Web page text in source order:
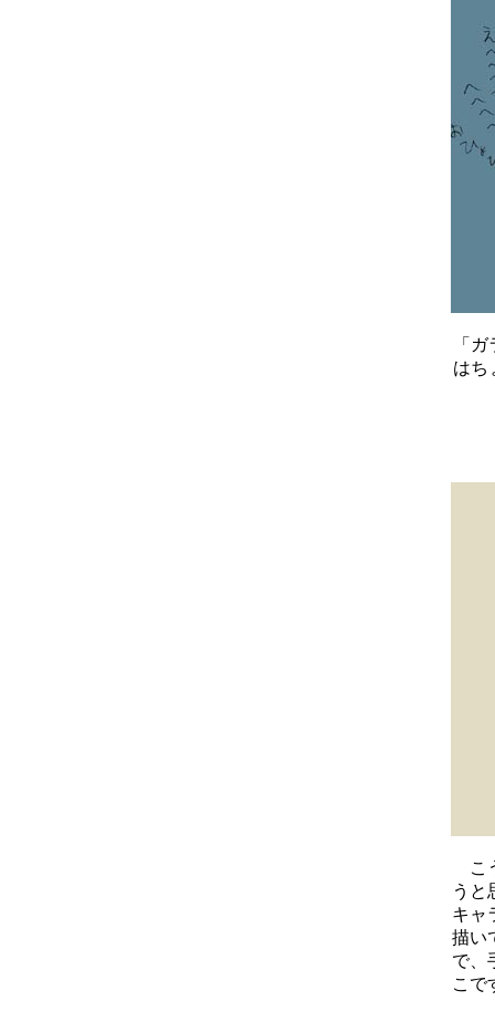
「
はち
こ
うと
キャ
描い
で、
こで